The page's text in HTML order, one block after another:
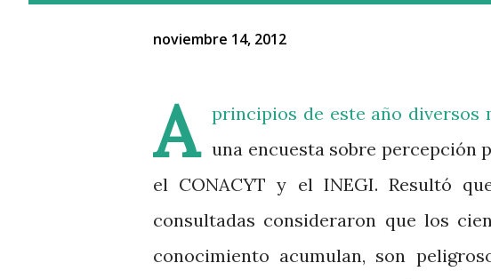
noviembre 14, 2012
A
principios de este año diversos
una encuesta sobre percepción
el CONACYT y el INEGI. Resultó
consultadas consideraron que los
conocimiento acumulan, son